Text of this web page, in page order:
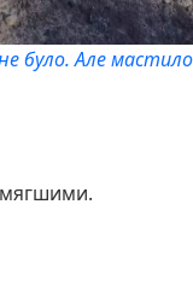
було. Але мастило
мягшими.